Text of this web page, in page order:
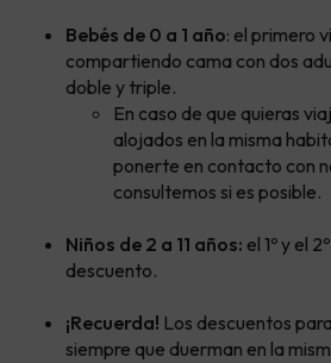
Bebés de 0 a 1 año: el primero
compartiendo cama con dos
doble y triple.
En caso de que quieras
alojados en la misma
ponerte en contacto con
consultemos si es posible.
Niños de 2 a 11 años: el 1º y el
descuento.
¡Recuerda! Los descuentos
siempre que duerman en la